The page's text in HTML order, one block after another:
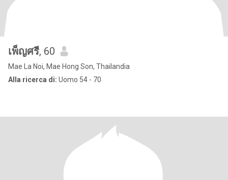
เพ็ญศรี, 60
Mae La Noi, Mae Hong Son, Thailandia
Alla ricerca di: Uomo 54 - 70